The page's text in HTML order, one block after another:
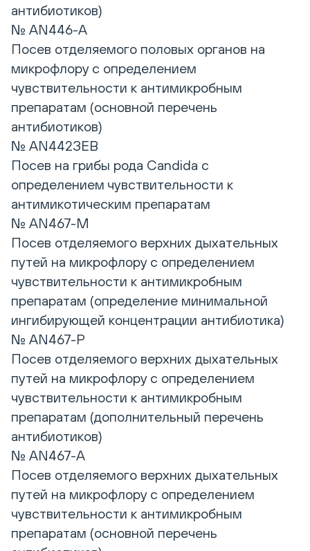
антибиотиков)
№ AN446-А
Посев отделяемого половых органов на
микрофлору с определением
чувствительности к антимикробным
препаратам (основной перечень
антибиотиков)
№ AN442ЗЕВ
Посев на грибы рода Candida с
определением чувствительности к
антимикотическим препаратам
№ AN467-М
Посев отделяемого верхних дыхательных
путей на микрофлору с определением
чувствительности к антимикробным
препаратам (определение минимальной
ингибирующей концентрации антибиотика)
№ AN467-Р
Посев отделяемого верхних дыхательных
путей на микрофлору с определением
чувствительности к антимикробным
препаратам (дополнительный перечень
антибиотиков)
№ AN467-А
Посев отделяемого верхних дыхательных
путей на микрофлору с определением
чувствительности к антимикробным
препаратам (основной перечень